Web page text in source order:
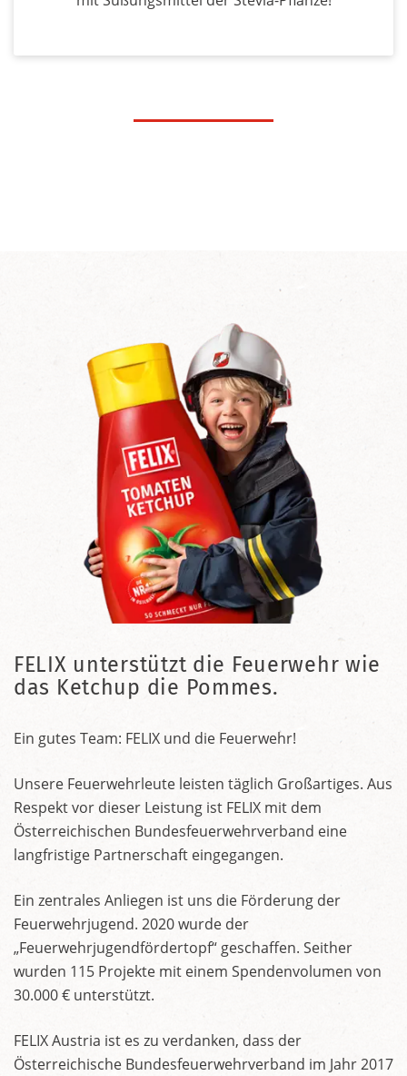
FELIX unterstützt die Feuerwehr wie
das Ketchup die Pommes.
Ein gutes Team: FELIX und die Feuerwehr!
Unsere Feuerwehrleute leisten täglich Großartiges. Aus
Respekt vor dieser Leistung ist FELIX mit dem
Österreichischen Bundesfeuerwehrverband eine
langfristige Partnerschaft eingegangen.
Ein zentrales Anliegen ist uns die Förderung der
Feuerwehrjugend. 2020 wurde der
„Feuerwehrjugendfördertopf“ geschaffen. Seither
wurden 115 Projekte mit einem Spendenvolumen von
30.000 € unterstützt.
FELIX Austria ist es zu verdanken, dass der
Österreichische Bundesfeuerwehrverband im Jahr 2017